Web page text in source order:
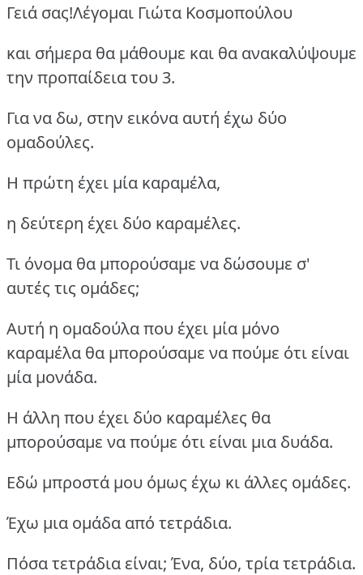
Γειά σας!Λέγομαι Γιώτα Κοσμοπούλου
και σήμερα θα μάθουμε και θα ανακαλύψουμε
την προπαίδεια του 3.
Για να δω, στην εικόνα αυτή έχω δύο
ομαδούλες.
Η πρώτη έχει μία καραμέλα,
η δεύτερη έχει δύο καραμέλες.
Τι όνομα θα μπορούσαμε να δώσουμε σ'
αυτές τις ομάδες;
Αυτή η ομαδούλα που έχει μία μόνο
καραμέλα θα μπορούσαμε να πούμε ότι είναι
μία μονάδα.
Η άλλη που έχει δύο καραμέλες θα
μπορούσαμε να πούμε ότι είναι μια δυάδα.
Εδώ μπροστά μου όμως έχω κι άλλες ομάδες.
Έχω μια ομάδα από τετράδια.
Πόσα τετράδια είναι; Ένα, δύο, τρία τετράδια.